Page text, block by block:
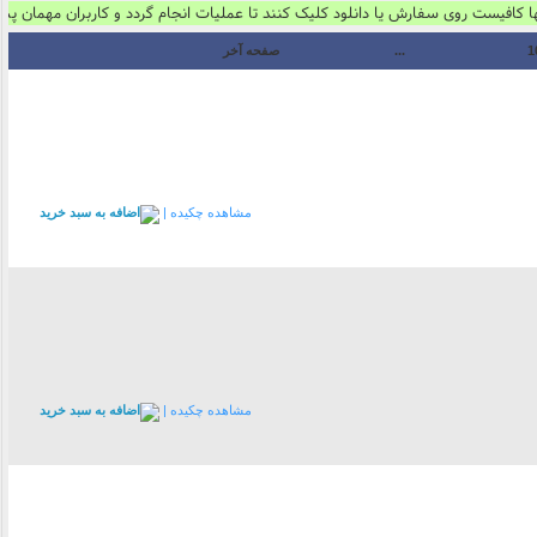
روی سفارش یا دانلود کلیک کنند تا عملیات انجام گردد و کاربران مهمان پس
... صفحه آخر
مشاهده چکیده |
مشاهده چکیده |